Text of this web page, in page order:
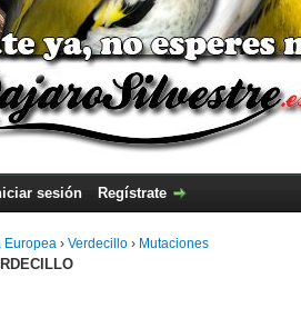
sesión Regístrate
Europea ›Verdecillo › Mutaciones